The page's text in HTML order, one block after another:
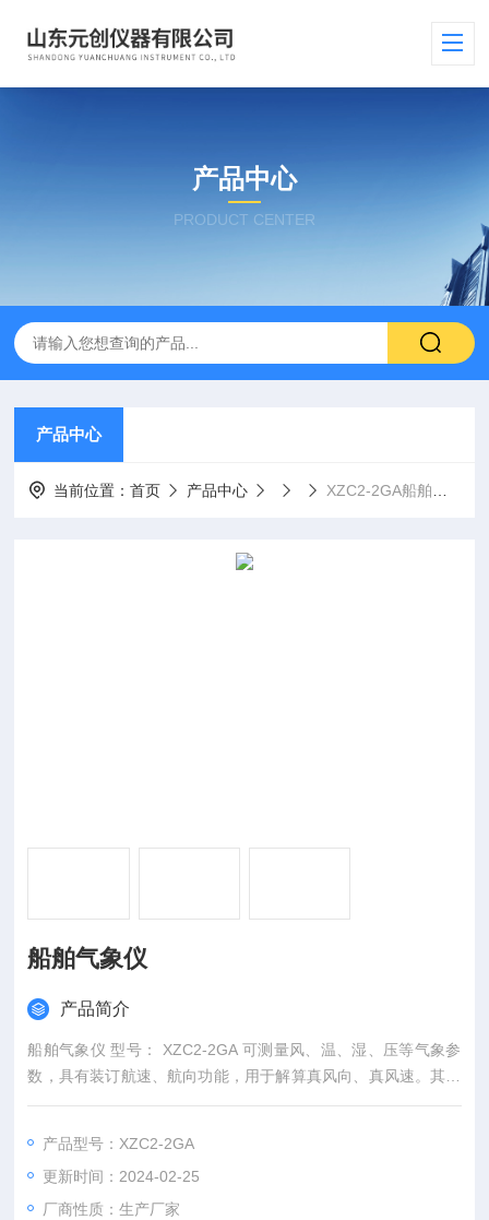
产品中心
PRODUCT CENTER
产品中心
当前位置：首页 产品中心 XZC2-2GA船舶气象仪
船舶气象仪
产品简介
船舶气象仪 型号： XZC2-2GA 可测量风、温、湿、压等气象参
数，具有装订航速、航向功能，用于解算真风向、真风速。其中
测风项目可给出瞬时风的真值和相对值，2分钟平均风的真值和
过键盘和显示器进行人机对话、数据装订和传感器测试。
产品型号：XZC2-2GA
更新时间：2024-02-25
厂商性质：生产厂家